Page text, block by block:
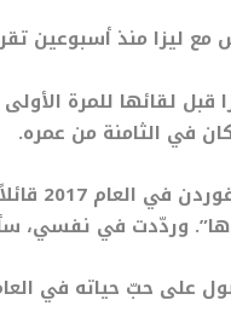
ليزا منذ أسبوعين
وصرّح
وردّدت في نفسي،
في العام 2017، بعدما تزوّجها